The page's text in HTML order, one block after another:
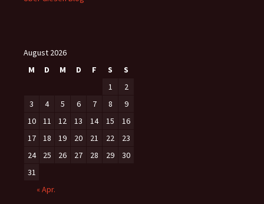
August 2026
M
D M D F S
S
1
2
3
4 5 6 7 8
9
10
11 12 13 14 15
16
17
18 19 20 21 22
23
24
25 26 27 28 29
30
31
« Apr.